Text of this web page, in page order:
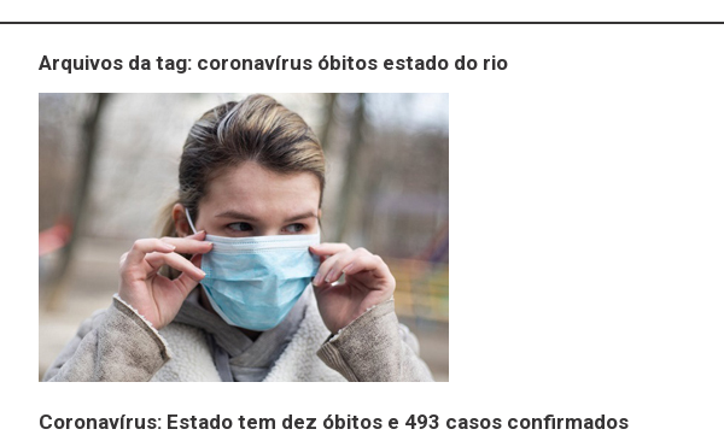
Arquivos da tag: coronavírus óbitos estado do rio
Coronavírus: Estado tem dez óbitos e 493 casos confirmados